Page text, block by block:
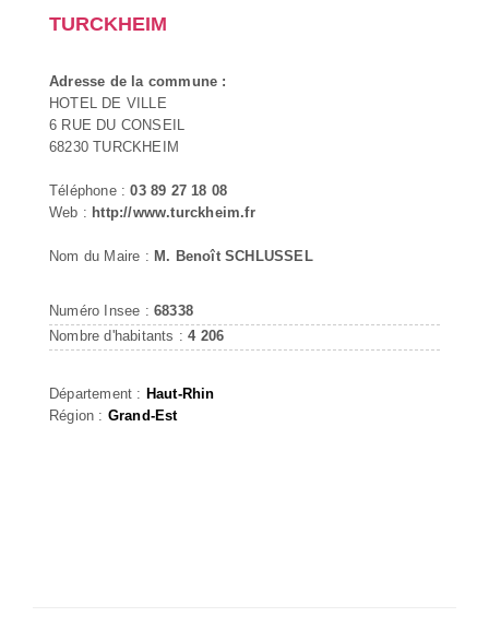
TURCKHEIM
Adresse de la commune :
HOTEL DE VILLE
6 RUE DU CONSEIL
68230 TURCKHEIM
Téléphone :03 89 27 18 08
Web : http://www.turckheim.fr
Nom du Maire : M. Benoît SCHLUSSEL
Numéro Insee : 68338
Nombre d'habitants :4 206
Département : Haut-Rhin
Région : Grand-Est